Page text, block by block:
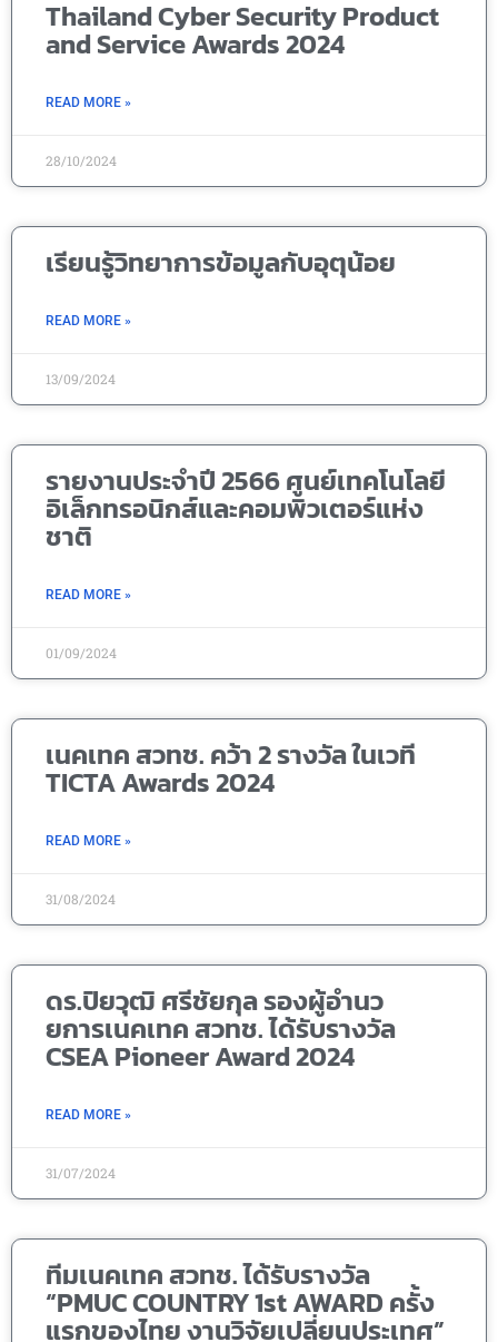
Thailand Cyber Security Product
and Service Awards 2024
READ MORE »
28/10/2024
เรียนรู้วิทยาการข้อมูลกับอุตุน้อย
READ MORE »
13/09/2024
รายงานประจำปี 2566 ศูนย์เทคโนโลยี
อิเล็กทรอนิกส์และคอมพิวเตอร์แห่ง
ชาติ
READ MORE »
01/09/2024
เนคเทค สวทช. คว้า 2 รางวัล ในเวที
TICTA Awards 2024
READ MORE »
31/08/2024
ดร.ปิยวุฒิ ศรีชัยกุล รองผู้อำนว
ยการเนคเทค สวทช. ได้รับรางวัล
CSEA Pioneer Award 2024
READ MORE »
31/07/2024
ทีมเนคเทค สวทช. ได้รับรางวัล
“PMUC COUNTRY 1st AWARD ครั้ง
แรกของไทย งานวิจัยเปลี่ยนประเทศ”